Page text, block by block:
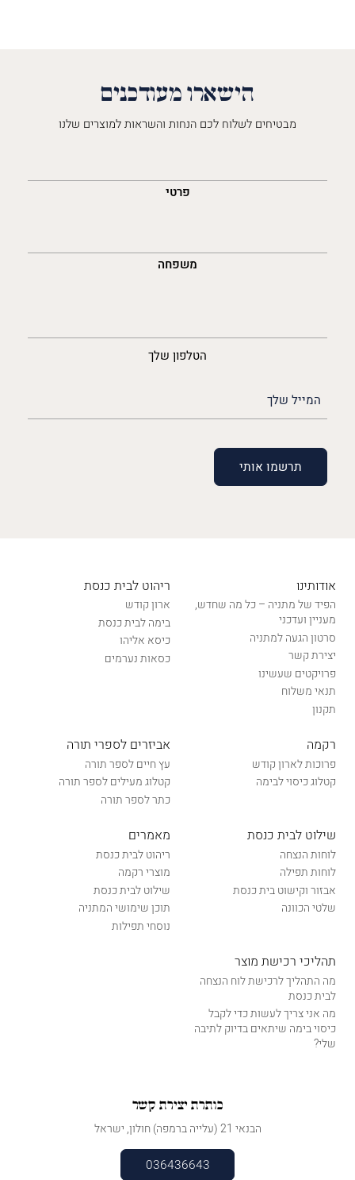
הישארו מעודכנים
מבטיחים לשלוח לכם הנחות והשראות למוצרים שלנו
פרטי
משפחה
הטלפון שלך
(חובה)
אודותינו
הפיד של מתניה – כל מה שחדש,
מעניין ועדכני
סרטון הגעה למתניה
יצירת קשר
פרויקטים שעשינו
תנאי משלוח
תקנון
ריהוט לבית כנסת
ארון קודש
בימה לבית כנסת
כיסא אליהו
כסאות נערמים
רקמה
פרוכות לארון קודש
קטלוג כיסוי לבימה
אביזרים לספרי תורה
עץ חיים לספר תורה
קטלוג מעילים לספר תורה
כתר לספר תורה
שילוט לבית כנסת
לוחות הנצחה
לוחות תפילה
אבזור וקישוט בית כנסת
שלטי הכוונה
מאמרים
ריהוט לבית כנסת
מוצרי רקמה
שילוט לבית כנסת
תוכן שימושי המתניה
נוסחי תפילות
תהליכי רכישת מוצר
מה התהליך לרכישת לוח הנצחה
לבית כנסת
מה אני צריך לעשות כדי לקבל
כיסוי בימה שיתאים בדיוק לתיבה
שלי?
כותרת יצירת קשר
הבנאי 21 (עלייה ברמפה) חולון, ישראל
036436643